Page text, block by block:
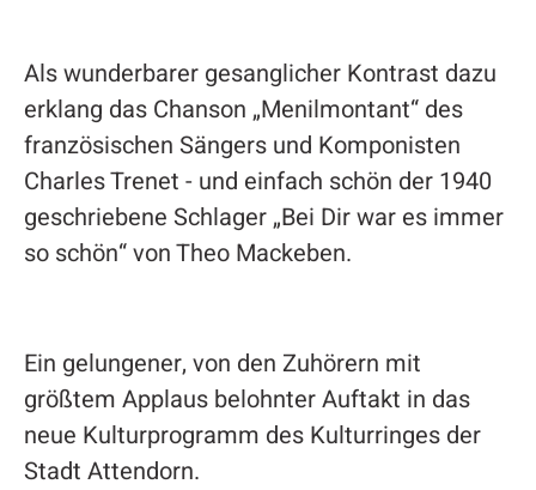
Als wunderbarer gesanglicher Kontrast dazu
erklang das Chanson „Menilmontant“ des
französischen Sängers und Komponisten
Charles Trenet - und einfach schön der 1940
geschriebene Schlager „Bei Dir war es immer
so schön“ von Theo Mackeben.
Ein gelungener, von den Zuhörern mit
größtem Applaus belohnter Auftakt in das
neue Kulturprogramm des Kulturringes der
Stadt Attendorn.